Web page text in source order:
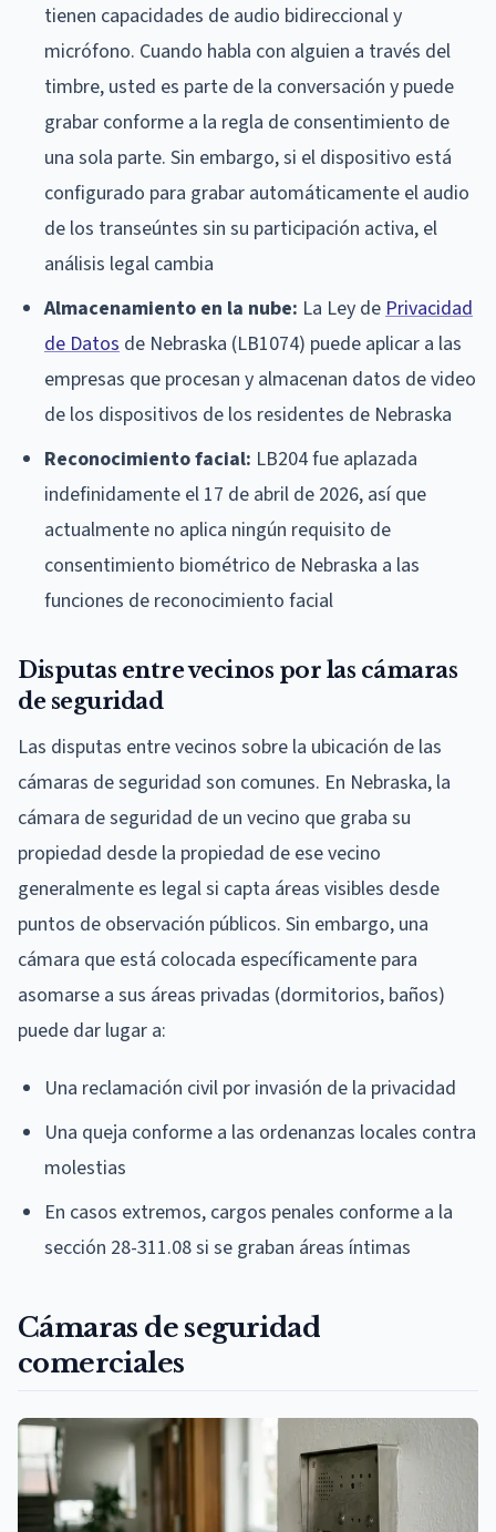
tienen capacidades de audio bidireccional y
micrófono. Cuando habla con alguien a través del
timbre, usted es parte de la conversación y puede
grabar conforme a la regla de consentimiento de
una sola parte. Sin embargo, si el dispositivo está
configurado para grabar automáticamente el audio
de los transeúntes sin su participación activa, el
análisis legal cambia
Almacenamiento en la nube: La Ley de Privacidad
de Datos de Nebraska (LB1074) puede aplicar a las
empresas que procesan y almacenan datos de video
de los dispositivos de los residentes de Nebraska
Reconocimiento facial: LB204 fue aplazada
indefinidamente el 17 de abril de 2026, así que
actualmente no aplica ningún requisito de
consentimiento biométrico de Nebraska a las
funciones de reconocimiento facial
Disputas entre vecinos por las cámaras
de seguridad
Las disputas entre vecinos sobre la ubicación de las
cámaras de seguridad son comunes. En Nebraska, la
cámara de seguridad de un vecino que graba su
propiedad desde la propiedad de ese vecino
generalmente es legal si capta áreas visibles desde
puntos de observación públicos. Sin embargo, una
cámara que está colocada específicamente para
asomarse a sus áreas privadas (dormitorios, baños)
puede dar lugar a:
Una reclamación civil por invasión de la privacidad
Una queja conforme a las ordenanzas locales contra
molestias
En casos extremos, cargos penales conforme a la
sección 28-311.08 si se graban áreas íntimas
Cámaras de seguridad
comerciales